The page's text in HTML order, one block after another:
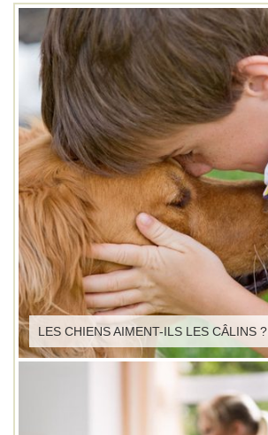
LES CHIENS AIMENT-ILS LES CÂLINS ?